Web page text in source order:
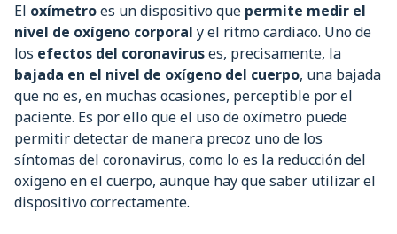
El oxímetroes un dispositivo que permite medir el
nivel de oxígeno corporal y el ritmo cardiaco. Uno de
los efectos del coronaviruses, precisamente, la
bajada en el nivel de oxígeno del cuerpo, una bajada
que no es, en muchas ocasiones, perceptible por el
paciente. Es por ello que el uso de oxímetro puede
permitir detectar de manera precoz uno de los
síntomas del coronavirus, como lo es la reducción del
oxígeno en el cuerpo, aunque hay que saber utilizar el
dispositivo correctamente.